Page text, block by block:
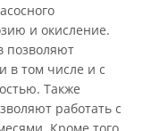
и окисление.
позволяют
в том числе и с
Также
работать с